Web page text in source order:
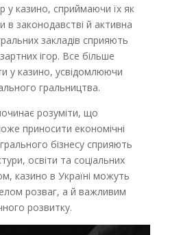
у казино, сприймаючи їх як
в законодавстві й активна
закладів сприяють
ігор. Все більше
у казино, усвідомлюючи
гральництва.
розуміти, що
приносити економічні
бізнесу сприяють
освіти та соціальних
казино в Україні можуть
розваг, а й важливим
розвитку.